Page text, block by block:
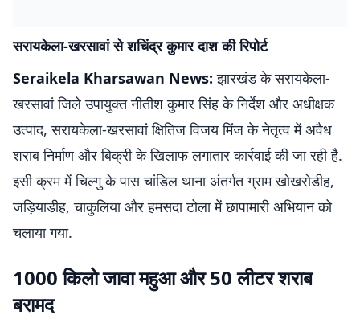
सरायकेला-खरसावां से शचिंद्र कुमार दाश की रिपोर्ट
Seraikela Kharsawan News:झारखंड के सरायकेला-
खरसावां जिले उपायुक्त नीतीश कुमार सिंह के निर्देश और अधीक्षक
उत्पाद, सरायकेला-खरसावां क्षितिज विजय मिंज के नेतृत्व में अवैध
शराब निर्माण और बिक्री के खिलाफ लगातार कार्रवाई की जा रही है.
इसी क्रम में चिल्गु के पास चांडिल थाना अंतर्गत ग्राम खोखरोडीह,
जड़ियाडीह, चाकुलिया और हमसदा टोला में छापामारी अभियान को
चलाया गया.
1000 किलो जावा महुआ और 50 लीटर शराब
बरामद